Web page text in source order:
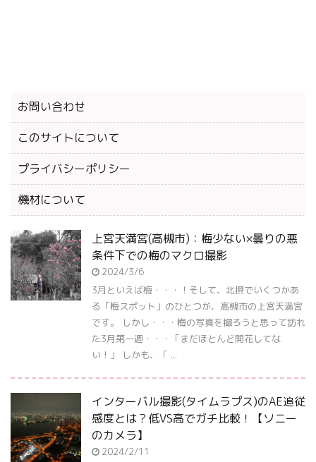
お問い合わせ
このサイトについて
プライバシーポリシー
機材について
上宮天満宮(高槻市)：梅少ない×曇りの悪
条件下での梅のマクロ撮影
2024/3/6
3月といえば梅・・・！そして、北摂でいくつかあ
る「梅スポット」のひとつが、高槻市の上宮天満宮
です。 しかし・・・梅の写真を撮ろうと思って訪れ
た3月第一週・・・「まだほとんど開花してな
い！」 しかも、「 ...
インターバル撮影(タイムラプス)のAE追従
感度とは？低VS高でガチ比較！【ソニー
のカメラ】
2024/2/11